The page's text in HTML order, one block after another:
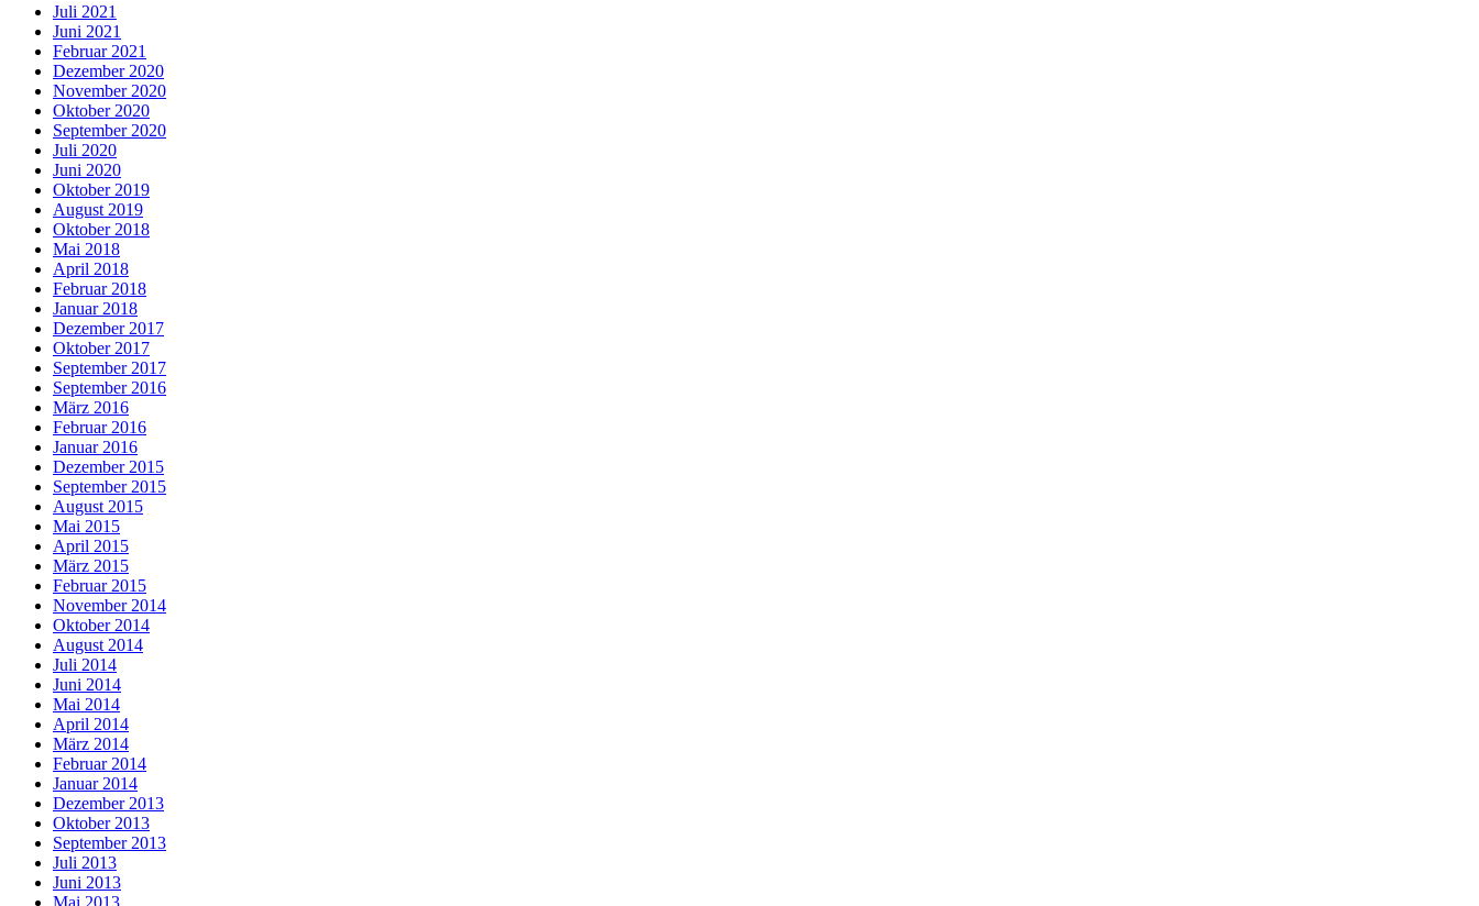
Juli 2021
Juni 2021
Februar 2021
Dezember 2020
November 2020
Oktober 2020
September 2020
Juli 2020
Juni 2020
Oktober 2019
August 2019
Oktober 2018
Mai 2018
April 2018
Februar 2018
Januar 2018
Dezember 2017
Oktober 2017
September 2017
September 2016
März 2016
Februar 2016
Januar 2016
Dezember 2015
September 2015
August 2015
Mai 2015
April 2015
März 2015
Februar 2015
November 2014
Oktober 2014
August 2014
Juli 2014
Juni 2014
Mai 2014
April 2014
März 2014
Februar 2014
Januar 2014
Dezember 2013
Oktober 2013
September 2013
Juli 2013
Juni 2013
Mai 2013